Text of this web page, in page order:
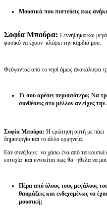
Μουσικά που πιστεύεις πως
Σοφία Μπούρα: Γεννήθηκα και
φυσικό να έχουν κλέψει την καρδιά μου.
Φεύγοντας από το νησί όμως ανακάλυψα
Τι σου αρέσει περισσότερο; Να
συνθέσεις στο μέλλον αν είχες
Σοφία Μπούρα: Η ερώτηση αυτή με πάει
δημιουργία και το άλλο ερμηνεία.
Εάν συνέβαινε να χάσω ένα από τα
ευτυχία και εννοείται πως θα ήθελα να
Πέρα από όλους τους μεγάλους
θαυμάζεις και ενδεχομένως να
μουσική;